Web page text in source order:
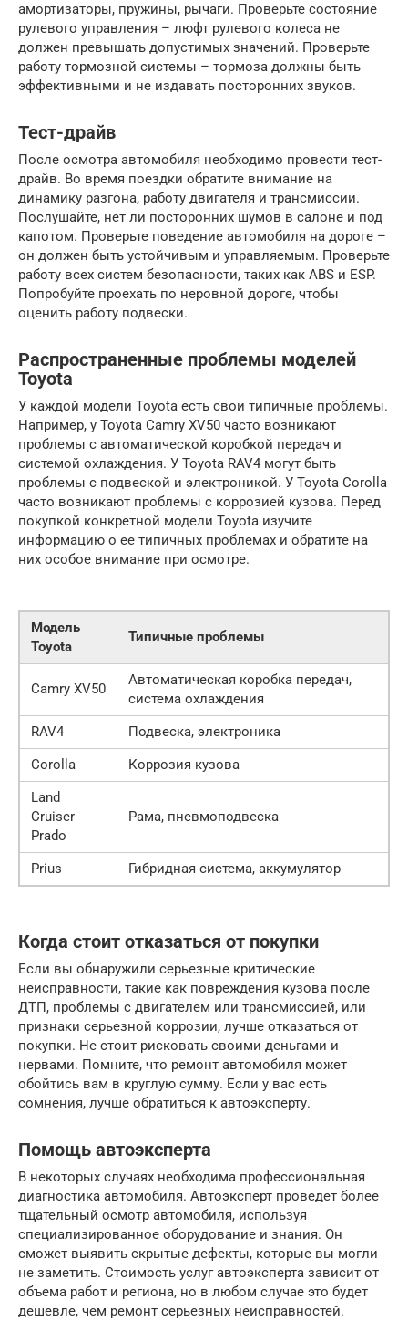
амортизаторы, пружины, рычаги. Проверьте состояние
рулевого управления – люфт рулевого колеса не
должен превышать допустимых значений. Проверьте
работу тормозной системы – тормоза должны быть
эффективными и не издавать посторонних звуков.
Тест-драйв
После осмотра автомобиля необходимо провести тест-
драйв. Во время поездки обратите внимание на
динамику разгона, работу двигателя и трансмиссии.
Послушайте, нет ли посторонних шумов в салоне и под
капотом. Проверьте поведение автомобиля на дороге –
он должен быть устойчивым и управляемым. Проверьте
работу всех систем безопасности, таких как ABS и ESP.
Попробуйте проехать по неровной дороге, чтобы
оценить работу подвески.
Распространенные проблемы моделей
Toyota
У каждой модели Toyota есть свои типичные проблемы.
Например, у Toyota Camry XV50 часто возникают
проблемы с автоматической коробкой передач и
системой охлаждения. У Toyota RAV4 могут быть
проблемы с подвеской и электроникой. У Toyota Corolla
часто возникают проблемы с коррозией кузова. Перед
покупкой конкретной модели Toyota изучите
информацию о ее типичных проблемах и обратите на
них особое внимание при осмотре.
Модель
Toyota
Типичные проблемы
Camry XV50
Автоматическая коробка передач,
система охлаждения
RAV4
Подвеска, электроника
Corolla
Коррозия кузова
Land
Cruiser
Prado
Рама, пневмоподвеска
Prius Гибридная система, аккумулятор
Когда стоит отказаться от покупки
Если вы обнаружили серьезные критические
неисправности, такие как повреждения кузова после
ДТП, проблемы с двигателем или трансмиссией, или
признаки серьезной коррозии, лучше отказаться от
покупки. Не стоит рисковать своими деньгами и
нервами. Помните, что ремонт автомобиля может
обойтись вам в круглую сумму. Если у вас есть
сомнения, лучше обратиться к автоэксперту.
Помощь автоэксперта
В некоторых случаях необходима профессиональная
диагностика автомобиля. Автоэксперт проведет более
тщательный осмотр автомобиля, используя
специализированное оборудование и знания. Он
сможет выявить скрытые дефекты, которые вы могли
не заметить. Стоимость услуг автоэксперта зависит от
объема работ и региона, но в любом случае это будет
дешевле, чем ремонт серьезных неисправностей.